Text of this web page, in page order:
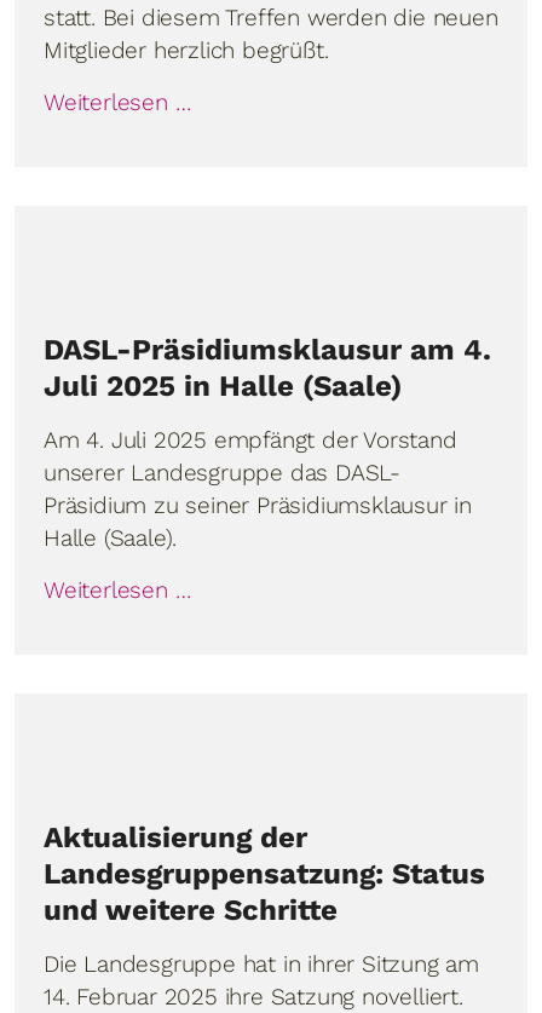
statt. Bei diesem Treffen werden die neuen
Mitglieder herzlich begrüßt.
Weiterlesen …
DASL-Präsidiumsklausur am 4.
Juli 2025 in Halle (Saale)
Am 4. Juli 2025 empfängt der Vorstand
unserer Landesgruppe das DASL-
Präsidium zu seiner Präsidiumsklausur in
Halle (Saale).
Weiterlesen …
Aktualisierung der
Landesgruppensatzung: Status
und weitere Schritte
Die Landesgruppe hat in ihrer Sitzung am
14. Februar 2025 ihre Satzung novelliert.